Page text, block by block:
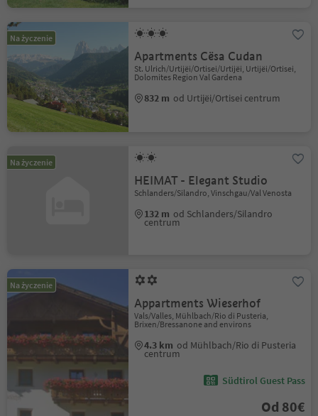
Na życzenie
Apartments Cësa Cudan
St. Ulrich/Urtijëi/Ortisei/Urtijëi, Urtijëi/Ortisei,
Dolomites Region Val Gardena
832 m od Urtijëi/Ortisei centrum
Na życzenie
HEIMAT - Elegant Studio
Schlanders/Silandro, Vinschgau/Val Venosta
132 m od Schlanders/Silandro
centrum
Na życzenie
Appartments Wieserhof
Vals/Valles, Mühlbach/Rio di Pusteria,
Brixen/Bressanone and environs
4.3 km od Mühlbach/Rio di Pusteria
centrum
Südtirol Guest Pass
Od 80€